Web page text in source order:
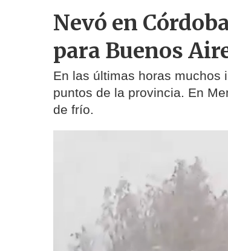
Nevó en
para Buenos
En las últimas horas muchos
puntos de la provincia. En
de frío.